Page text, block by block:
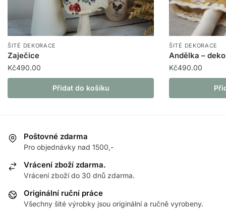
ŠITÉ DEKORACE
Zaječice
Kč490.00
Přidat do košíku
ŠITÉ DEKORACE
Andělka –
Kč490.00
Poštovné zdarma
Pro objednávky nad 1500,-
Vrácení zboží zdarma.
Vrácení zboží do 30 dnů zdarma.
Originální ruční práce
Všechny šité výrobky jsou originální a ručně vyrobeny.